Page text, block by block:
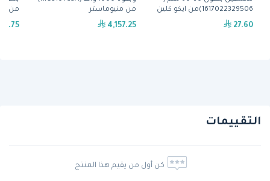
1617022329506)من ايكو كلين
27.60
من منيوماستر
4,157.25
من
التقييمات
كن أول من يقيم هذا المنتج